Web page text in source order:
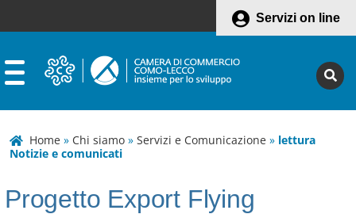
Servizi on line
Home » Chi siamo » Servizi e Comunicazione » lettura
Notizie e comunicati
Progetto Export Flying